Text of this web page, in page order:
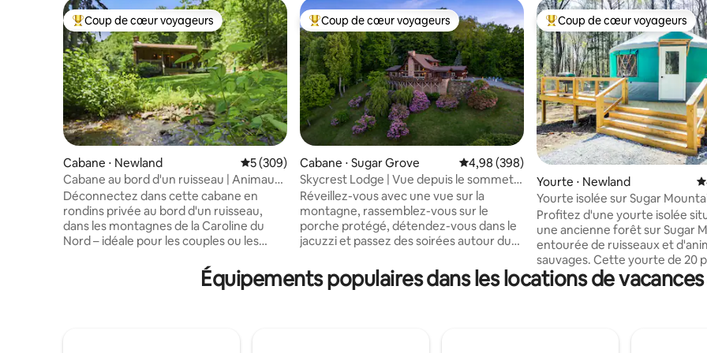
Coups de cœur voyageurs les plus appréciés
Coup de cœur voyageurs
Cabane ⋅ Newland Évaluation moyenne sur la base de 309 commentaires : 5 sur 5
5 (309)
Cabane au bord d'un ruisseau | Animaux
acceptés | Pas de frais de ménage
Déconnectez dans cette cabane en
rondins privée au bord d'un ruisseau,
dans les montagnes de la Caroline du
Nord – idéale pour les couples ou les
son du ruisseau, prenez votre café sur la
Coups de cœur voyageurs les plus appréciés
Coup de cœur voyageurs
Cabane ⋅ Sugar Grove Évaluation moyenne sur la base de 398
4,98 (398)
Skycrest Lodge | Vue depuis le sommet
de la crête, salle de jeux, jacuzzi
Réveillez-vous avec une vue sur la
montagne, rassemblez-vous sur le
porche protégé, détendez-vous dans le
jacuzzi et passez des soirées autour du
pittoresque Sugar Grove, à quelques
minutes du centre-ville de Boone, des
Coups de cœur voyageurs les
Coup de cœur voyageurs
Yourte ⋅ Newland
Yourte isolée sur Sugar
Meublée, jacuzzi
Profitez d'une yourte isolée
une ancienne forêt sur Sugar
entourée de ruisseaux et
sauvages. Cette yourte de 20
une cuisine équipée, une salle
complète, un jacuzzi privé, le
forme de 12 pouces avec des
Équipements populaires dans les locations de